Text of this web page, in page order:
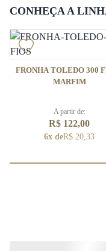
CONHEÇA A
FRONHA TOLEDO 300
MARFIM
A partir de:
R$ 122,00
6x deR$ 20,33